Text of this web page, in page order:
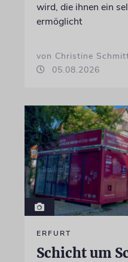
wird, die ihnen ein
ermöglicht
von Christine
05.08.2026
ERFURT
Schicht um